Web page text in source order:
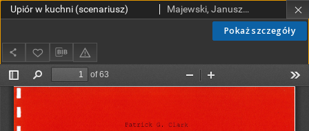
Pokaż szczegóły
Upiór w kuchni (scenariusz) Majewski, Janusz (1931-2024); Clark, Patrick G. (pseud.)